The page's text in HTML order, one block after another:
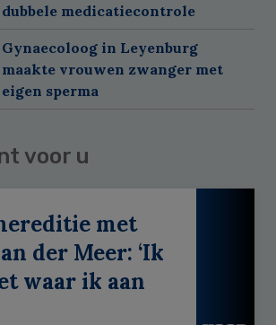
dubbele medicatiecontrole
Gynaecoloog in Leyenburg
maakte vrouwen zwanger met
eigen sperma
voor u
met
der Meer: ‘Ik
waar ik aan